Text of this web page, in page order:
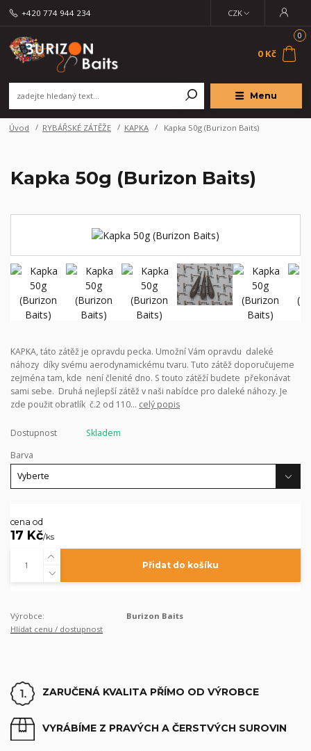
Menu
CZK
+420 774 944 234
0
0 Kč
Úvod RYBÁŘSKÉ ZÁTĚŽE KAPKA Kapka 50g (Burizon Baits)
Kapka 50g (Burizon Baits)
KAPKA, táto zátěž je opravdu pecka. Umožní Vám opravdu daleké
náhozy díky svému aerodynamickému tvaru. Tuto zátěž doporučujeme
zejména tam, kde není členité dno. S touto zátěží budete překonávat
sami sebe. Druhá nejlepší zátěž v naši nabídce pro daleké náhozy. Je
zde použit obratlík č.2 od 110... celý popis
Dostupnost
Skladem
Barva
cena od
17 Kč/ks
Přidat do košíku
Výrobce:
Burizon Baits
Hlídat cenu / dostupnost
ZARUČENÁ KVALITA PŘÍMO OD VÝROBCE
VYRÁBÍME Z PRAVÝCH A ČERSTVÝCH SUROVIN